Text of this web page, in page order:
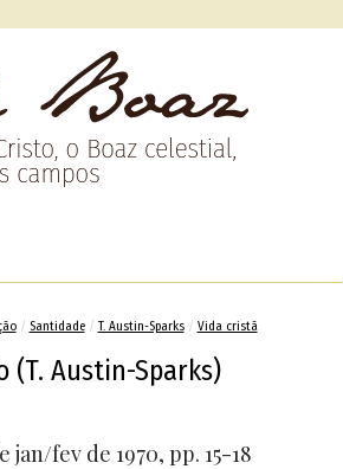
/ Santidade/ T. Austin-Sparks/ Vida cristã
(T. Austin-Sparks)
fev de 1970, pp. 15-18